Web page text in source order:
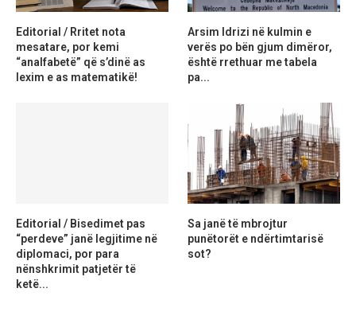
Editorial / Rritet nota
mesatare, por kemi
“analfabetë” që s’dinë as
lexim e as matematikë!
Arsim Idrizi në kulmin e
verës po bën gjum dimëror,
është rrethuar me tabela
pa...
Editorial / Bisedimet pas
“perdeve” janë legjitime në
diplomaci, por para
nënshkrimit patjetër të
ketë...
Sa janë të mbrojtur
punëtorët e ndërtimtarisë
sot?